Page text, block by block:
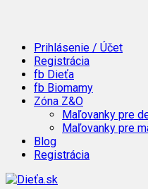
Prihlásenie / Účet
Registrácia
fb Dieťa
fb Biomamy
Zóna Z&O
Maľovanky pre
Maľovanky pre
Blog
Registrácia